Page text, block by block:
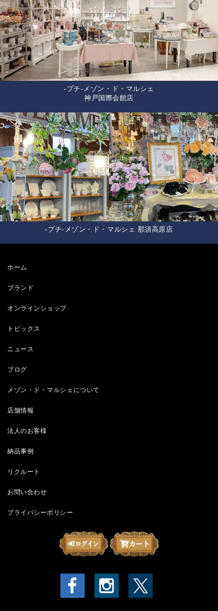
-プチ-メゾン・ド・マルシェ
神戸国際会館店
-プチ-メゾン・ド・マルシェ 那須高原店
ホーム
ブランド
オンラインショップ
トピックス
ニュース
ブログ
メゾン・ド・マルシェについて
店舗情報
法人のお客様
納品事例
リクルート
お問い合わせ
プライバシーポリシー